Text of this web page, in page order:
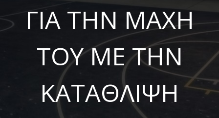
ΓΙΑ ΤΗΝ ΜΑΧΗ
ΤΟΥ ΜΕ ΤΗΝ
ΚΑΤΑΘΛΙΨΗ